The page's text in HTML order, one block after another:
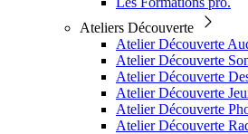
Ateliers Découverte
Atelier Découverte
Atelier Découverte
Atelier Découverte
Atelier Découverte
Atelier Découverte
Atelier Découverte